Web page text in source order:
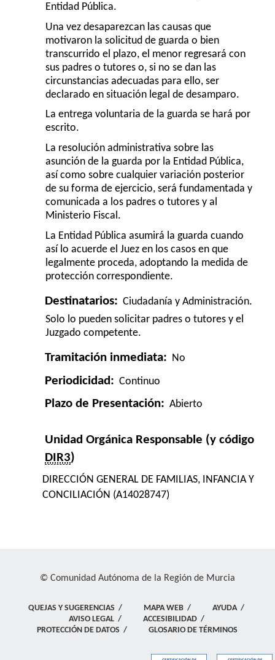
Entidad Pública.
Una vez desaparezcan las causas que
motivaron la solicitud de guarda o bien
transcurrido el plazo, el menor regresará con
sus padres o tutores o, si no se dan las
circunstancias adecuadas para ello, ser
declarado en situación legal de desamparo.
La entrega voluntaria de la guarda se hará por
escrito.
La resolución administrativa sobre las
asunción de la guarda por la Entidad Pública,
así como sobre cualquier variación posterior
de su forma de ejercicio, será fundamentada y
comunicada a los padres o tutores y al
Ministerio Fiscal.
La Entidad Pública asumirá la guarda cuando
así lo acuerde el Juez en los casos en que
legalmente proceda, adoptando la medida de
protección correspondiente.
Destinatarios: Ciudadanía y Administración.
Solo lo pueden solicitar padres o tutores y el
Juzgado competente.
Tramitación inmediata: No
Periodicidad: Continuo
Plazo de Presentación: Abierto
Unidad Orgánica Responsable (y código
DIR3)
DIRECCIÓN GENERAL DE FAMILIAS, INFANCIA Y
CONCILIACIÓN (A14028747)
© Comunidad Autónoma de la Región de Murcia
QUEJAS Y SUGERENCIAS / MAPA WEB / AYUDA/
AVISO LEGAL/ ACCESIBILIDAD/
PROTECCIÓN DE DATOS / GLOSARIO DE TÉRMINOS